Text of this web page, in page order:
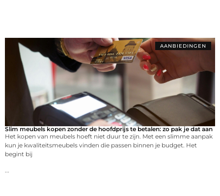
AANBIEDINGEN
Slim meubels kopen zonder de hoofdprijs te betalen: zo pak je dat aan
Het kopen van meubels hoeft niet duur te zijn. Met een slimme aanpak
kun je kwaliteitsmeubels vinden die passen binnen je budget. Het
begint bij